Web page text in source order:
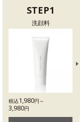
STEP1
洗顔料
税込1,980円～
3,980円